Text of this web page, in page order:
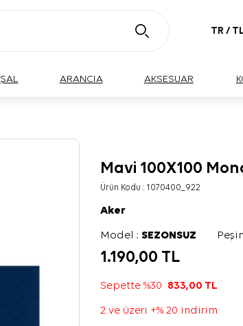
TR /
ŞAL ARANCIA AKSESUAR
Mavi 100X100
Ürün Kodu : 1070400_922
Aker
Model :SEZONSUZ
1.190,00 TL
Sepette %30 833,00 TL
2 ve üzeri +% 20 indirim